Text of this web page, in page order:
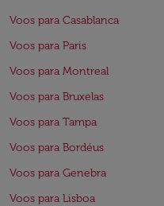
Voos para Casablanca
Voos para Paris
Voos para Montreal
Voos para Bruxelas
Voos para Tampa
Voos para Bordéus
Voos para Genebra
Voos para Lisboa